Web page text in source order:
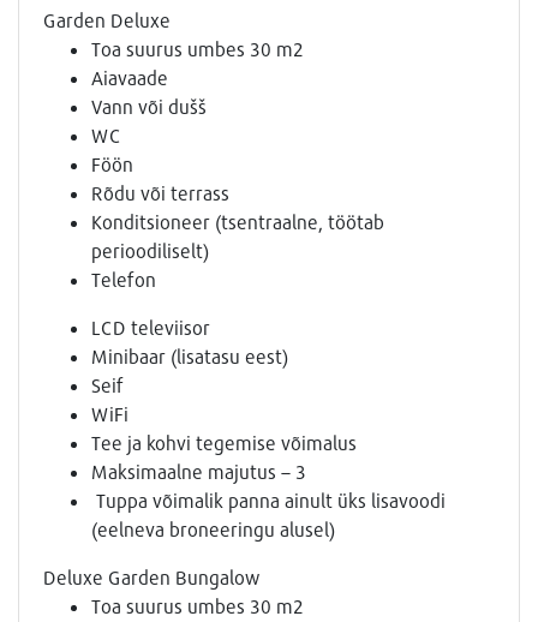
Garden Deluxe
Toa suurus umbes 30 m2
Aiavaade
Vann või dušš
WC
Föön
Rõdu või terrass
Konditsioneer (tsentraalne, töötab
perioodiliselt)
Telefon
LCD televiisor
Minibaar (lisatasu eest)
Seif
WiFi
Tee ja kohvi tegemise võimalus
Maksimaalne majutus – 3
Tuppa võimalik panna ainult üks lisavoodi
(eelneva broneeringu alusel)
Deluxe Garden Bungalow
Toa suurus umbes 30 m2